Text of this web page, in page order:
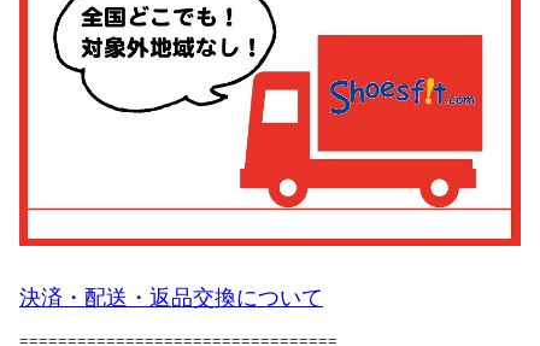
決済・配送・返品交換について
=================================